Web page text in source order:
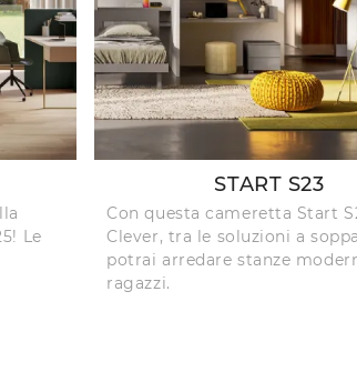
Le
START S23
Con questa cameretta Start
Clever, tra le soluzioni a
potrai arredare stanze
ragazzi.